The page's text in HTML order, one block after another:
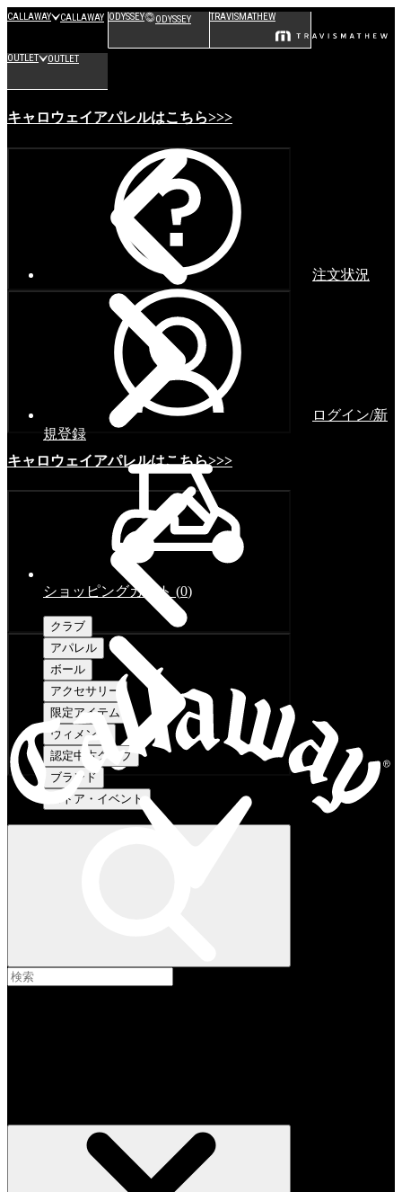
CALLAWAY CALLAWAY ODYSSEY ODYSSEY TRAVISMATHEW
OUTLET OUTLET
キャロウェイアパレルはこちら>>>
キャロウェイアパレルはこちら>>>
注文状況
ログイン/新
規登録
ショッピングカート (0)
クラブ
アパレル
ボール
アクセサリー
限定アイテム
ウィメンズ
認定中古クラブ
ブランド
ストア・イベント